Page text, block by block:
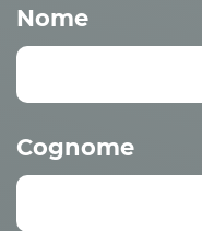
Nome
Cognome